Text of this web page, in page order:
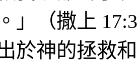
」
（撒上
於神的拯救